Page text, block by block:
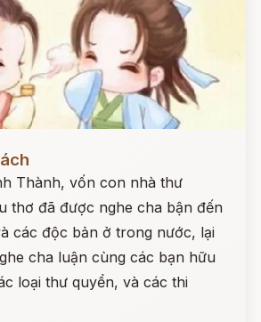
Thành, vốn con nhà thư
thơ đã được nghe cha bận đến
các độc bản ở trong nước, lại
cha luận cùng các bạn hữu
loại thư quyển, và các thi